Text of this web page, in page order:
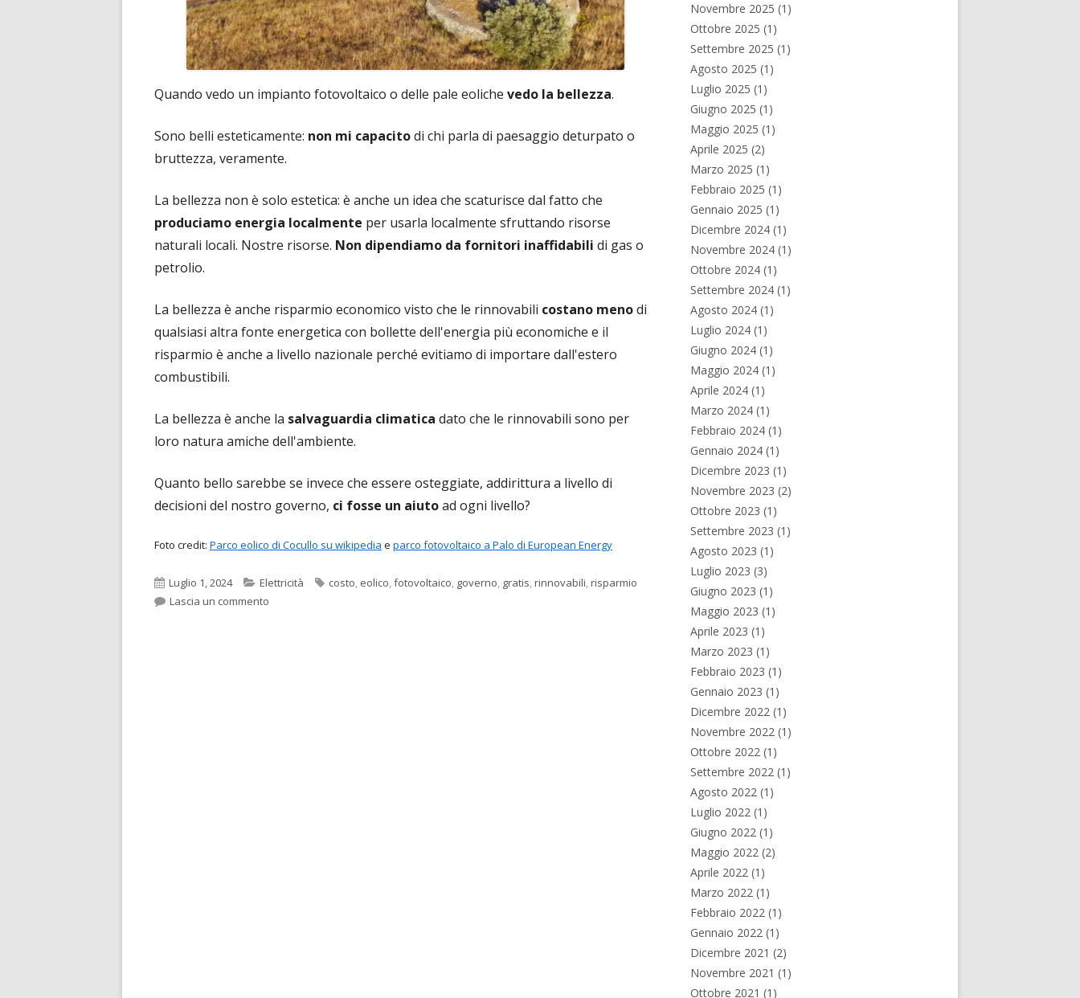
Quando vedo un impianto fotovoltaico o delle pale eoliche vedo la bellezza.
Sono belli esteticamente: non mi capacitodi chi parla di paesaggio deturpato o
bruttezza, veramente.
La bellezza non è solo estetica: è anche un idea che scaturisce dal fatto che
produciamo energia localmente per usarla localmente sfruttando risorse
naturali locali. Nostre risorse. Non dipendiamo da fornitori inaffidabili di gas o
petrolio.
La bellezza è anche risparmio economico visto che le rinnovabili costano menodi
qualsiasi altra fonte energetica con bollette dell'energia più economiche e il
risparmio è anche a livello nazionale perché evitiamo di importare dall'estero
combustibili.
La bellezza è anche la salvaguardia climatica dato che le rinnovabili sono per
loro natura amiche dell'ambiente.
Quanto bello sarebbe se invece che essere osteggiate, addirittura a livello di
decisioni del nostro governo, ci fosse un aiutoad ogni livello?
Foto credit: Parco eolico di Cocullo su wikipedia e parco fotovoltaico a Palo di European Energy
Pubblicato
Luglio 1, 2024 Categorie
Elettricità Tag
costo, eolico,fotovoltaico, governo, gratis,rinnovabili,risparmio
Lascia un commento
Novembre 2025 (1)
Ottobre 2025 (1)
Settembre 2025 (1)
Agosto 2025 (1)
Luglio 2025 (1)
Giugno 2025 (1)
Maggio 2025 (1)
Aprile 2025 (2)
Marzo 2025 (1)
Febbraio 2025 (1)
Gennaio 2025 (1)
Dicembre 2024 (1)
Novembre 2024 (1)
Ottobre 2024 (1)
Settembre 2024 (1)
Agosto 2024 (1)
Luglio 2024 (1)
Giugno 2024 (1)
Maggio 2024 (1)
Aprile 2024 (1)
Marzo 2024 (1)
Febbraio 2024 (1)
Gennaio 2024 (1)
Dicembre 2023 (1)
Novembre 2023 (2)
Ottobre 2023 (1)
Settembre 2023 (1)
Agosto 2023 (1)
Luglio 2023 (3)
Giugno 2023 (1)
Maggio 2023 (1)
Aprile 2023 (1)
Marzo 2023 (1)
Febbraio 2023 (1)
Gennaio 2023 (1)
Dicembre 2022 (1)
Novembre 2022 (1)
Ottobre 2022 (1)
Settembre 2022 (1)
Agosto 2022 (1)
Luglio 2022 (1)
Giugno 2022 (1)
Maggio 2022 (2)
Aprile 2022 (1)
Marzo 2022 (1)
Febbraio 2022 (1)
Gennaio 2022 (1)
Dicembre 2021 (2)
Novembre 2021 (1)
Ottobre 2021 (1)